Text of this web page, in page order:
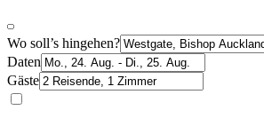
Wo soll’s hingehen?
Daten
Gäste